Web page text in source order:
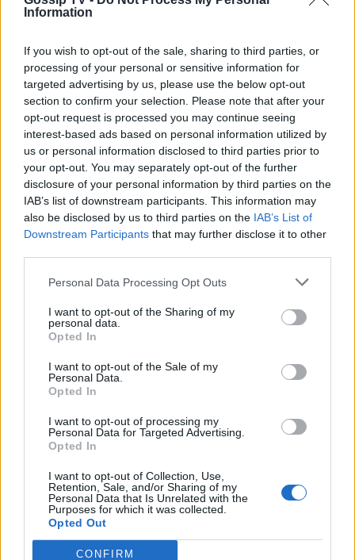
Information
If you wish to opt-out of the sale, sharing to third parties, or
processing of your personal or sensitive information for
targeted advertising by us, please use the below opt-out
section to confirm your selection. Please note that after your
opt-out request is processed you may continue seeing
interest-based ads based on personal information utilized by
us or personal information disclosed to third parties prior to
your opt-out. You may separately opt-out of the further
disclosure of your personal information by third parties on the
IAB’s list of downstream participants. This information may
also be disclosed by us to third parties on the IAB’s List of
Downstream Participants that may further disclose it to other
Personal Data Processing Opt Outs
I want to opt-out of the Sharing of my
personal data.
Opted In
I want to opt-out of the Sale of my
Personal Data.
Opted In
I want to opt-out of processing my
Personal Data for Targeted Advertising.
Opted In
I want to opt-out of Collection, Use,
Retention, Sale, and/or Sharing of my
Personal Data that Is Unrelated with the
Purposes for which it was collected.
Opted Out
CONFIRM
ΡΟΗ ΕΙΔΗΣΕΩΝ
SHOWBIZ
Μάντυ Λάμπου: Πώς είναι και πού
βρίσκεται σήμερα η πρώτη
παρουσιάστρια του «Ok» στο MAD
SHOWBIZ
Ρίκα Διαλυνά: Η διεθνής Ελληνίδα
που κατέκτησε τα πλατό, τα
καλλιστεία και τις καρδιές μας
8 Αυγούστου 2017: Σαν σήμερα
σίγησε η βελούδινη φωνή της
Αρλέτας
Γιώργος Κουβαράς: «Θα παραμείνω
δημοσιογράφος που τραγουδάει...» -
SHOWBIZ
Ειρήνη Νικολοπούλου: «Το Tik Tok
ΟΛΕΣ ΟΙ ΕΙΔΗΣΕΙΣ